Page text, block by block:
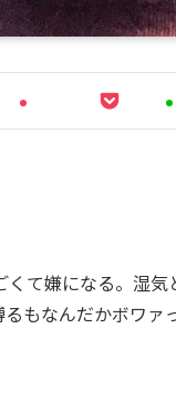
て嫌になる。湿
もなんだかボワァ